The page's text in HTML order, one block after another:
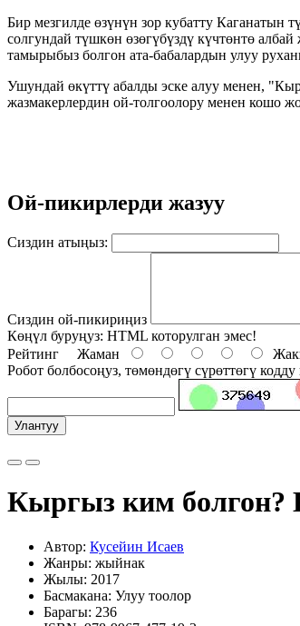
Бир мезгилде өзүнүн зор кубатту
солгундай түшкөн өзөгүбүздү күчтөнтө
тамырыбыз болгон ата-бабалардын улуу
Ушундай өкүттү абалды эске алуу менен,
жазмакерлердин ой-толгоолору менен кошо
Ой-пикирлерди жазуу
Сиздин атыңыз:
Сиздин ой-пикириңиз
Көңүл буруңуз: HTML которулган эмес!
Рейтинг Жаман
Робот болбосоңуз, төмөндөгү сүрөттөгү
Улантуу
Кыргыз ким болгон?
Автор: Кусейин Исаев
Жанры: жыйнак
Жылы: 2017
Басмакана: Улуу тоолор
Барагы: 236